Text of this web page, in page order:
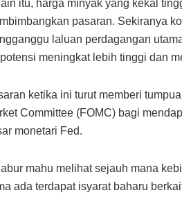
itu, harga minyak yang kekal
pasaran. Sekiranya
laluan perdagangan
meningkat lebih tinggi dan
ketika ini turut memberi
Committee (FOMC) bagi
monetari Fed.
mahu melihat sejauh mana
ada terdapat isyarat baharu